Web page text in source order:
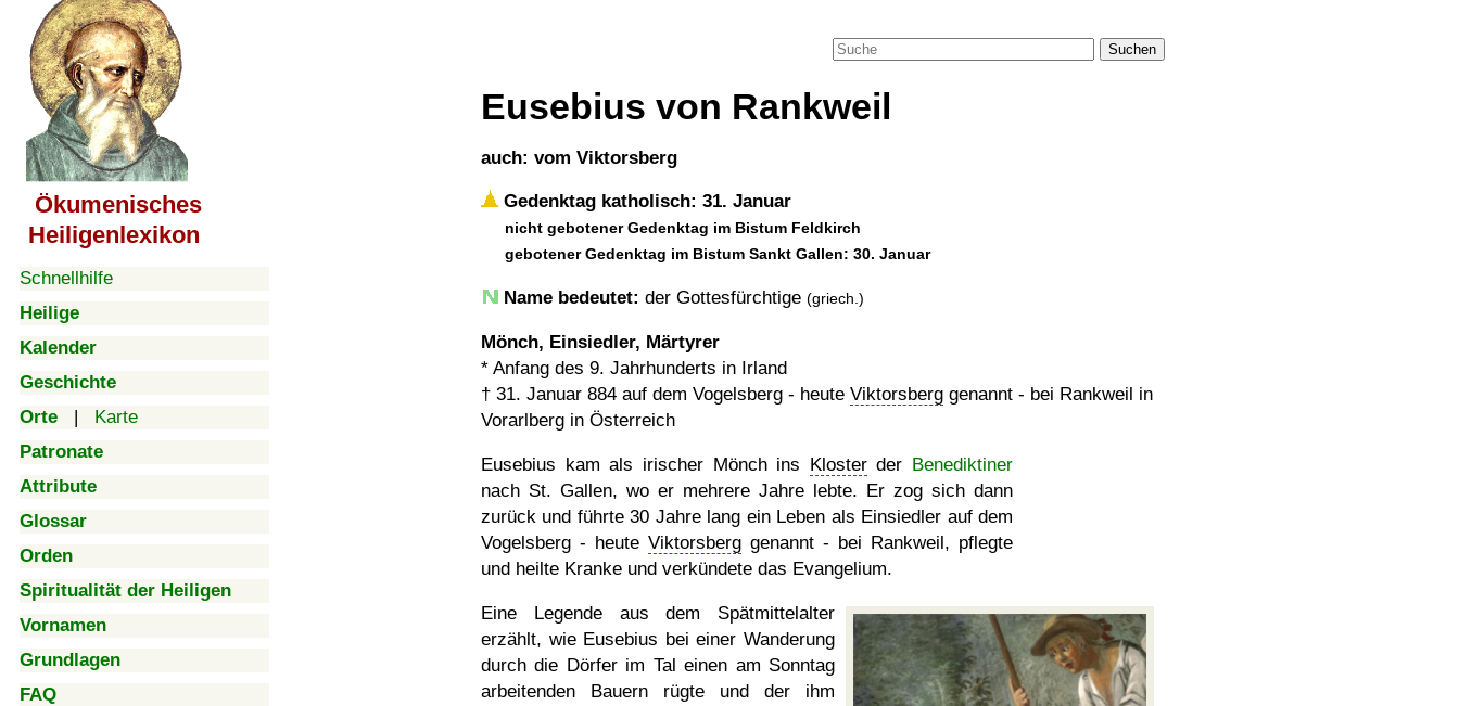
Ökumenisches
Heiligenlexikon
Schnellhilfe
Heilige
Kalender
Geschichte
Orte | Karte
Patronate
Attribute
Glossar
Orden
Spiritualität der Heiligen
Vornamen
Grundlagen
FAQ
Suchen
Eusebius von Rankweil
auch: vom Viktorsberg
Gedenktag katholisch: 31. Januar
nicht gebotener Gedenktag im Bistum Feldkirch
gebotener Gedenktag im Bistum Sankt Gallen: 30. Januar
Name bedeutet: der Gottesfürchtige (griech.)
Mönch, Einsiedler, Märtyrer
* Anfang des 9. Jahrhunderts in Irland
† 31. Januar 884 auf dem Vogelsberg - heute Viktorsberg genannt - bei Rankweil in
Vorarlberg in Österreich
Eusebius kam als irischer Mönch ins Klosterder Benediktiner
nach St. Gallen, wo er mehrere Jahre lebte. Er zog sich dann
zurück und führte 30 Jahre lang ein Leben als Einsiedler auf dem
Vogelsberg - heute Viktorsberg genannt - bei Rankweil, pflegte
und heilte Kranke und verkündete das Evangelium.
Eine Legende aus dem Spätmittelalter
erzählt, wie Eusebius bei einer Wanderung
durch die Dörfer im Tal einen am Sonntag
arbeitenden Bauern rügte und der ihm